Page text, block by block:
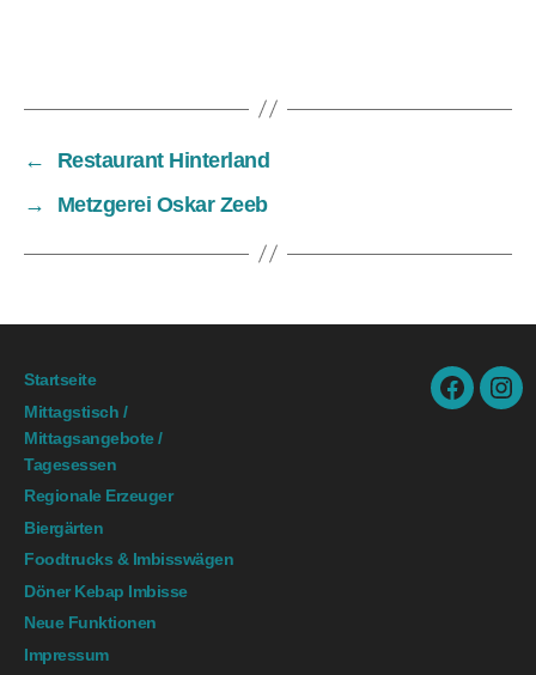
←
Restaurant Hinterland
→
Metzgerei Oskar Zeeb
Startseite
Mittagstisch /
Mittagsangebote /
Tagesessen
Regionale Erzeuger
Biergärten
Foodtrucks & Imbisswägen
Döner Kebap Imbisse
Neue Funktionen
Impressum